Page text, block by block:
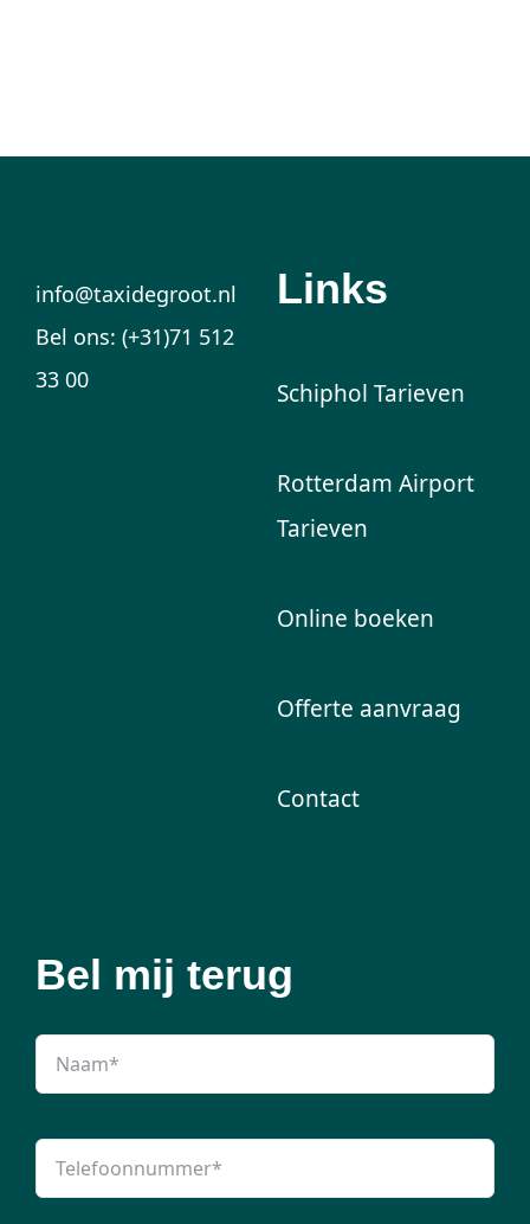
info@taxidegroot.nl
Bel ons: (+31)71 512
33 00
Links
Schiphol Tarieven
Rotterdam Airport
Tarieven
Online boeken
Offerte aanvraag
Contact
Bel mij terug